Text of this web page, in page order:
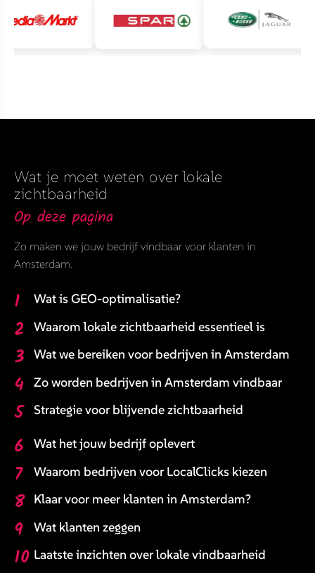
Wat je moet weten over lokale
zichtbaarheid
Op deze pagina
Zo maken we jouw bedrijf vindbaar voor klanten in
Amsterdam.
1 Wat is GEO-optimalisatie?
2 Waarom lokale zichtbaarheid essentieel is
3 Wat we bereiken voor bedrijven in Amsterdam
4 Zo worden bedrijven in Amsterdam vindbaar
5 Strategie voor blijvende zichtbaarheid
6 Wat het jouw bedrijf oplevert
7 Waarom bedrijven voor LocalClicks kiezen
8 Klaar voor meer klanten in Amsterdam?
9 Wat klanten zeggen
10 Laatste inzichten over lokale vindbaarheid